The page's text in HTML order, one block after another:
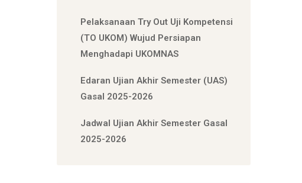
Pelaksanaan Try Out Uji Kompetensi
(TO UKOM) Wujud Persiapan
Menghadapi UKOMNAS
Edaran Ujian Akhir Semester (UAS)
Gasal 2025-2026
Jadwal Ujian Akhir Semester Gasal
2025-2026